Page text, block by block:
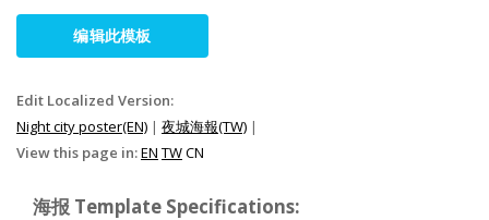
编辑此模板
Edit Localized Version:
Night city poster(EN) | 夜城海報(TW) |
View this page in:EN TWCN
海报 Template Specifications: